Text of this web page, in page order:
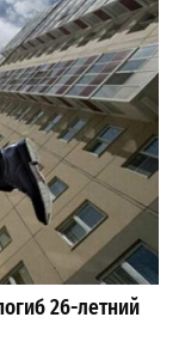
26-летний